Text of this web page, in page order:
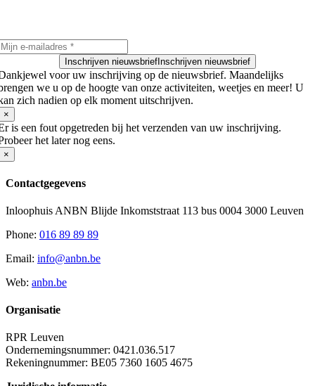
Inschrijven nieuwsbrief Inschrijven nieuwsbrief
voor uw inschrijving op de nieuwsbrief. Maandelijks
we u op de hoogte van onze activiteiten, weetjes en meer! U
zich nadien op elk moment uitschrijven.
×
is een fout opgetreden bij het verzenden van uw inschrijving.
het later nog eens.
×
Contactgegevens
Inloophuis ANBN Blijde Inkomststraat 113 bus 0004 3000 Leuven
Phone: 016 89 89 89
Email: info@anbn.be
Web: anbn.be
Organisatie
RPR Leuven
Ondernemingsnummer: 0421.036.517
Rekeningnummer: BE05 7360 1605 4675